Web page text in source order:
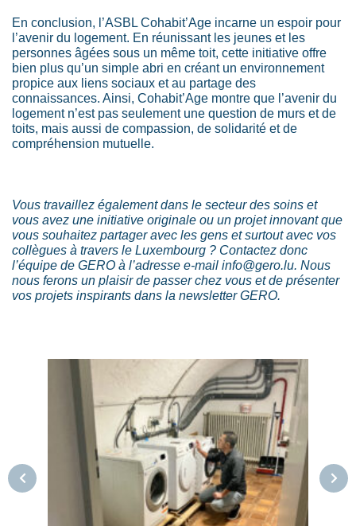
En conclusion, l’ASBL Cohabit’Age incarne un espoir pour
l’avenir du logement. En réunissant les jeunes et les
personnes âgées sous un même toit, cette initiative offre
bien plus qu’un simple abri en créant un environnement
propice aux liens sociaux et au partage des
connaissances. Ainsi, Cohabit’Age montre que l’avenir du
logement n’est pas seulement une question de murs et de
toits, mais aussi de compassion, de solidarité et de
compréhension mutuelle.
Vous travaillez également dans le secteur des soins et
vous avez une initiative originale ou un projet innovant que
vous souhaitez partager avec les gens et surtout avec vos
collègues à travers le Luxembourg ? Contactez donc
l’équipe de GERO à l’adresse e-mail info@gero.lu. Nous
nous ferons un plaisir de passer chez vous et de présenter
vos projets inspirants dans la newsletter GERO.